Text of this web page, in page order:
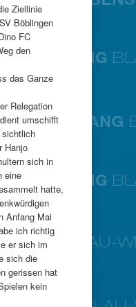
Ziellinie
Böblingen
FC
den
das Ganze
Relegation
umschifft
sichtlich
Hanjo
sich in
eine
hatte,
Anfang Mai
ich richtig
er sich im
sich die
gerissen hat
kein